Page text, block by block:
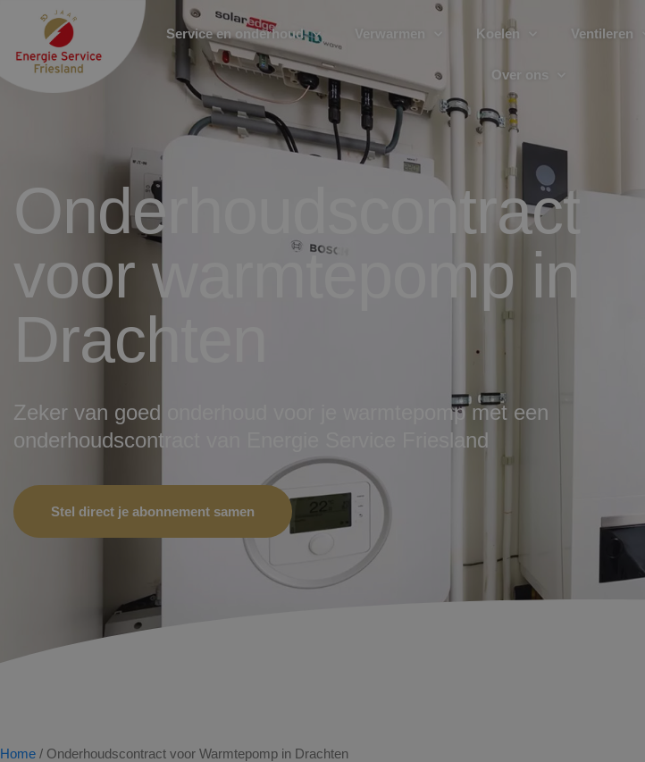
Service en onderhoud Verwarmen Koelen Ventileren
Over ons
Onderhoudscontract
voor warmtepomp in
Drachten
Zeker van goed onderhoud voor je warmtepomp met een
onderhoudscontract van Energie Service Friesland
Stel direct je abonnement samen
Home / Onderhoudscontract voor Warmtepomp in Drachten